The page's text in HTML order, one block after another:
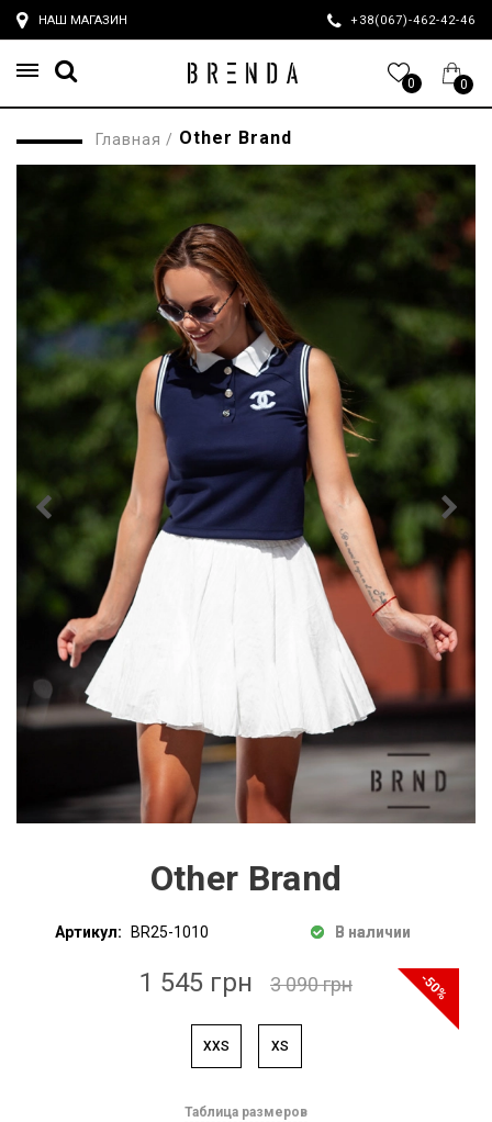
НАШ МАГАЗИН +38(067)-462-42-46
0 0
Главная / Other Brand
Other Brand
Артикул: BR25-1010 В наличии
-50%
1 545 грн 3 090 грн
XXS XS
Таблица размеров